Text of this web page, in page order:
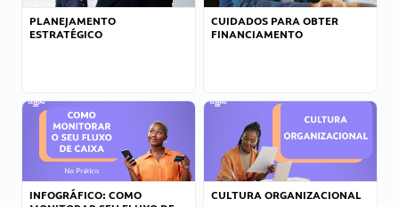
PLANEJAMENTO
ESTRATÉGICO
CUIDADOS PARA OBTER
FINANCIAMENTO
INFOGRÁFICO: COMO
CULTURA ORGANIZACIONAL